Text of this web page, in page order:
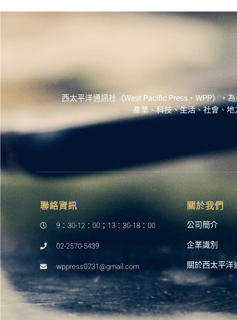
西太平洋通訊社（West Pacific Press，WPP），
產業、科技、生活、社會、
聯絡資訊
9：30-12：00；13：30-18：00
02-2570-5439
wppress0731@gmail.com
關於我們
公司簡介
企業識別
關於西太平洋